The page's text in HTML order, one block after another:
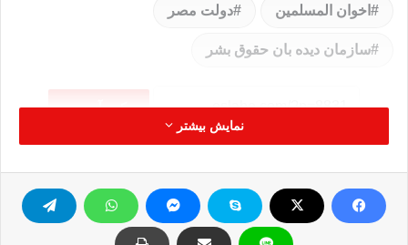
اخوان المسلمین دولت مصر
سازمان دیده بان حقوق بشر
کپی آدرس
نمایش بیشتر